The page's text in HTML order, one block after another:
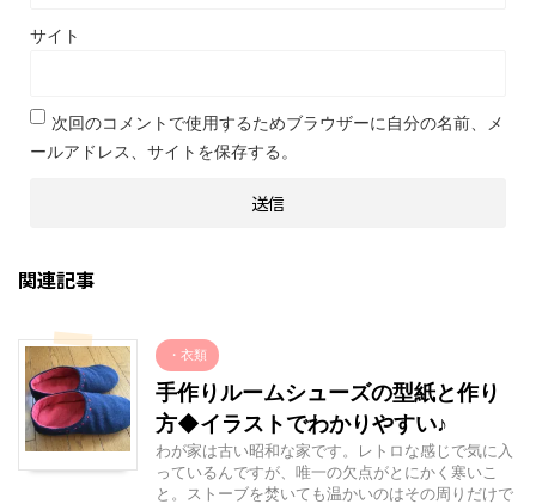
サイト
次回のコメントで使用するためブラウザーに自分の名前、メ
ールアドレス、サイトを保存する。
関連記事
・衣類
手作りルームシューズの型紙と作り
方◆イラストでわかりやすい♪
わが家は古い昭和な家です。レトロな感じで気に入
っているんですが、唯一の欠点がとにかく寒いこ
と。ストーブを焚いても温かいのはその周りだけで